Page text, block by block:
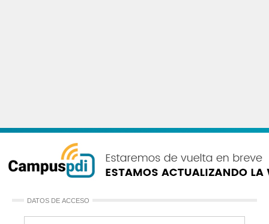
DATOS DE ACCESO